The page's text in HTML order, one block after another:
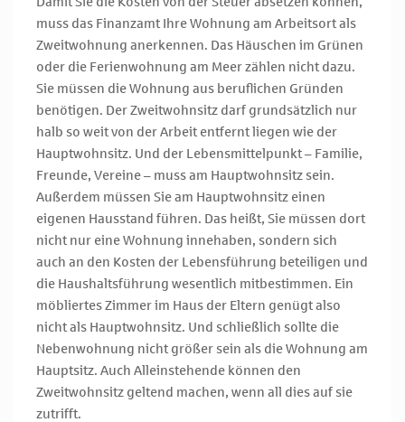
muss das Finanzamt Ihre Wohnung am Arbeitsort als
Zweitwohnung anerkennen. Das Häuschen im Grünen
oder die Ferienwohnung am Meer zählen nicht dazu.
Sie müssen die Wohnung aus beruflichen Gründen
benötigen. Der Zweitwohnsitz darf grundsätzlich nur
halb so weit von der Arbeit entfernt liegen wie der
Hauptwohnsitz. Und der Lebensmittelpunkt – Familie,
Freunde, Vereine – muss am Hauptwohnsitz sein.
Außerdem müssen Sie am Hauptwohnsitz einen
eigenen Hausstand führen. Das heißt, Sie müssen dort
nicht nur eine Wohnung innehaben, sondern sich
auch an den Kosten der Lebensführung beteiligen und
die Haushaltsführung wesentlich mitbestimmen. Ein
möbliertes Zimmer im Haus der Eltern genügt also
nicht als Hauptwohnsitz. Und schließlich sollte die
Nebenwohnung nicht größer sein als die Wohnung am
Hauptsitz. Auch Alleinstehende können den
Zweitwohnsitz geltend machen, wenn all dies auf sie
zutrifft.